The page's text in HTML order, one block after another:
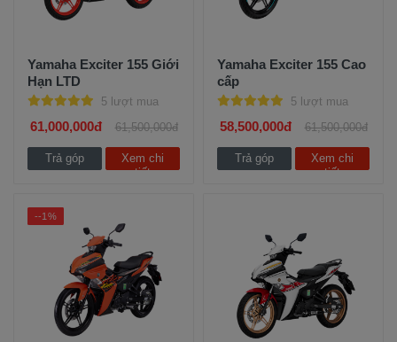
Yamaha Exciter 155 Giới
Hạn LTD
5 lượt mua
61,000,000đ 61,500,000đ
Trả góp
Xem chi
tiết
Yamaha Exciter 155 Cao
cấp
5 lượt mua
58,500,000đ 61,500,000đ
Trả góp
Xem chi
tiết
--1%